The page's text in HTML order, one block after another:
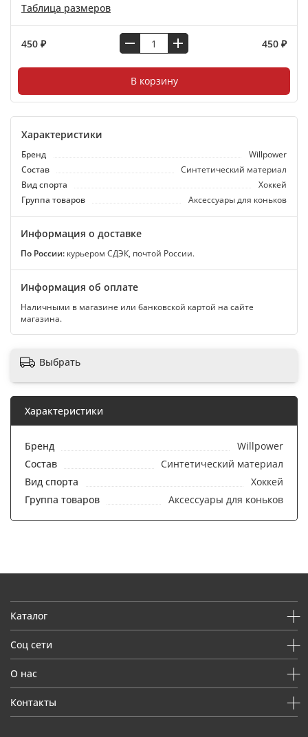
Таблица размеров
450 ₽ 450 ₽
В корзину
Характеристики
Бренд
Willpower
Состав
Синтетический материал
Вид спорта
Хоккей
Группа товаров
Аксессуары для коньков
Информация о доставке
По России: курьером СДЭК, почтой России.
Информация об оплате
Наличными в магазине или банковской картой на сайте
магазина.
Выбрать
Характеристики
Бренд
Willpower
Состав
Синтетический материал
Вид спорта
Хоккей
Группа товаров
Аксессуары для коньков
Каталог
Соц сети
О нас
Контакты